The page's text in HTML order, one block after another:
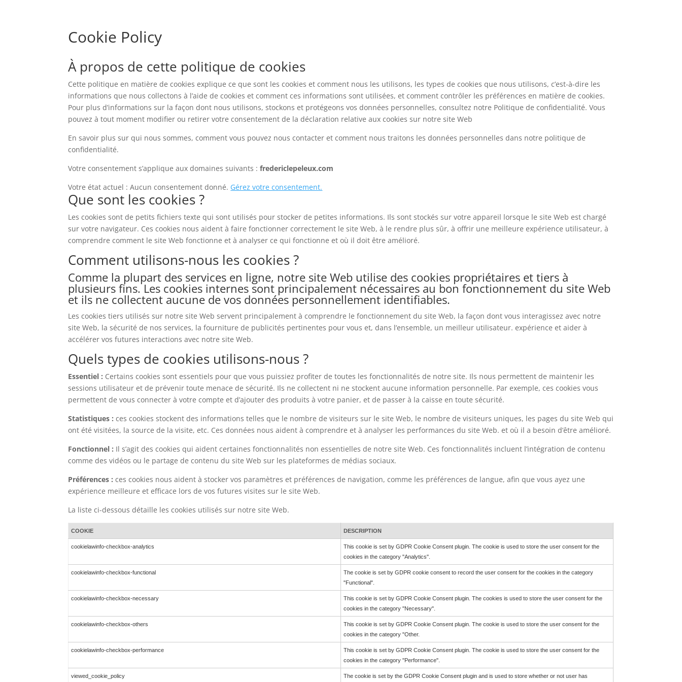
Cookie Policy
À propos de cette politique de cookies
Cette politique en matière de cookies explique ce que sont les cookies et comment nous les utilisons, les types de cookies que nous utilisons, c’est-à-dire les
informations que nous collectons à l’aide de cookies et comment ces informations sont utilisées, et comment contrôler les préférences en matière de cookies.
Pour plus d’informations sur la façon dont nous utilisons, stockons et protégeons vos données personnelles, consultez notre Politique de confidentialité. Vous
pouvez à tout moment modifier ou retirer votre consentement de la déclaration relative aux cookies sur notre site Web
En savoir plus sur qui nous sommes, comment vous pouvez nous contacter et comment nous traitons les données personnelles dans notre politique de
confidentialité.
Votre consentement s’applique aux domaines suivants :fredericlepeleux.com
Votre état actuel : Aucun consentement donné. Gérez votre consentement.
Que sont les cookies ?
Les cookies sont de petits fichiers texte qui sont utilisés pour stocker de petites informations. Ils sont stockés sur votre appareil lorsque le site Web est chargé
sur votre navigateur. Ces cookies nous aident à faire fonctionner correctement le site Web, à le rendre plus sûr, à offrir une meilleure expérience utilisateur, à
comprendre comment le site Web fonctionne et à analyser ce qui fonctionne et où il doit être amélioré.
Comment utilisons-nous les cookies ?
Comme la plupart des services en ligne, notre site Web utilise des cookies propriétaires et tiers à
plusieurs fins. Les cookies internes sont principalement nécessaires au bon fonctionnement du site Web
et ils ne collectent aucune de vos données personnellement identifiables.
Les cookies tiers utilisés sur notre site Web servent principalement à comprendre le fonctionnement du site Web, la façon dont vous interagissez avec notre
site Web, la sécurité de nos services, la fourniture de publicités pertinentes pour vous et, dans l’ensemble, un meilleur utilisateur. expérience et aider à
accélérer vos futures interactions avec notre site Web.
Quels types de cookies utilisons-nous ?
Essentiel : Certains cookies sont essentiels pour que vous puissiez profiter de toutes les fonctionnalités de notre site. Ils nous permettent de maintenir les
sessions utilisateur et de prévenir toute menace de sécurité. Ils ne collectent ni ne stockent aucune information personnelle. Par exemple, ces cookies vous
permettent de vous connecter à votre compte et d’ajouter des produits à votre panier, et de passer à la caisse en toute sécurité.
Statistiques : ces cookies stockent des informations telles que le nombre de visiteurs sur le site Web, le nombre de visiteurs uniques, les pages du site Web qui
ont été visitées, la source de la visite, etc. Ces données nous aident à comprendre et à analyser les performances du site Web. et où il a besoin d’être amélioré.
Fonctionnel : Il s’agit des cookies qui aident certaines fonctionnalités non essentielles de notre site Web. Ces fonctionnalités incluent l’intégration de contenu
comme des vidéos ou le partage de contenu du site Web sur les plateformes de médias sociaux.
Préférences : ces cookies nous aident à stocker vos paramètres et préférences de navigation, comme les préférences de langue, afin que vous ayez une
expérience meilleure et efficace lors de vos futures visites sur le site Web.
La liste ci-dessous détaille les cookies utilisés sur notre site Web.
COOKIE DESCRIPTION
cookielawinfo-checkbox-analytics
This cookie is set by GDPR Cookie Consent plugin. The cookie is used to store the user consent for the
cookies in the category "Analytics".
cookielawinfo-checkbox-functional
The cookie is set by GDPR cookie consent to record the user consent for the cookies in the category
"Functional".
cookielawinfo-checkbox-necessary
This cookie is set by GDPR Cookie Consent plugin. The cookies is used to store the user consent for the
cookies in the category "Necessary".
cookielawinfo-checkbox-others
This cookie is set by GDPR Cookie Consent plugin. The cookie is used to store the user consent for the
cookies in the category "Other.
cookielawinfo-checkbox-performance
This cookie is set by GDPR Cookie Consent plugin. The cookie is used to store the user consent for the
cookies in the category "Performance".
viewed_cookie_policy The cookie is set by the GDPR Cookie Consent plugin and is used to store whether or not user has